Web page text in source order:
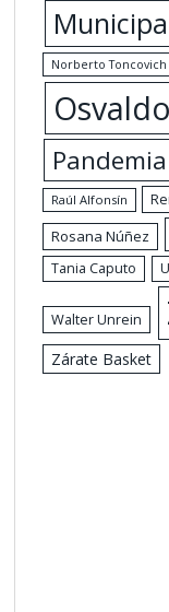
Norberto Toncovich
Pandemia
Raúl Alfonsín
Rosana Núñez
Tania Caputo
Walter Unrein
Zárate Basket